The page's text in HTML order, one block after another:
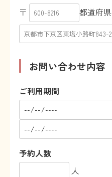
〒
都道府県
お問い合わせ内容
ご利用期間
予約人数
人